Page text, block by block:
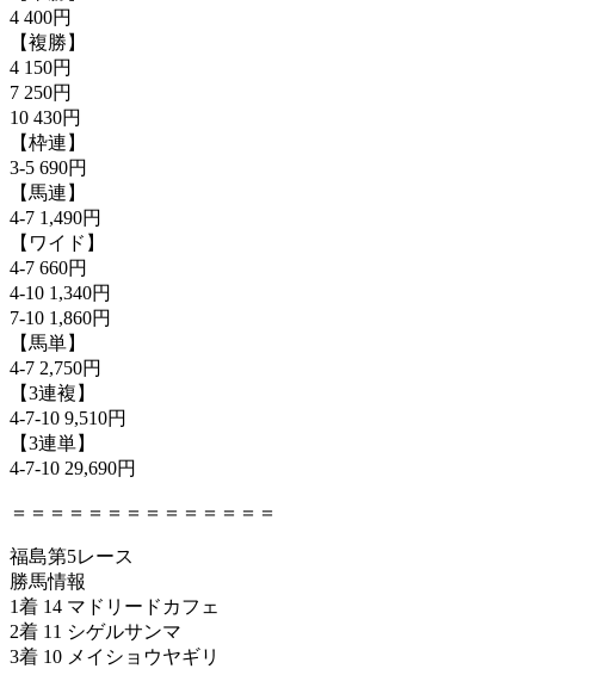
4 400円
【複勝】
4 150円
7 250円
10 430円
【枠連】
3-5 690円
【馬連】
4-7 1,490円
【ワイド】
4-7 660円
4-10 1,340円
7-10 1,860円
【馬単】
4-7 2,750円
【3連複】
4-7-10 9,510円
【3連単】
4-7-10 29,690円
＝＝＝＝＝＝＝＝＝＝＝＝＝＝
福島第5レース
勝馬情報
1着 14 マドリードカフェ
2着 11 シゲルサンマ
3着 10 メイショウヤギリ